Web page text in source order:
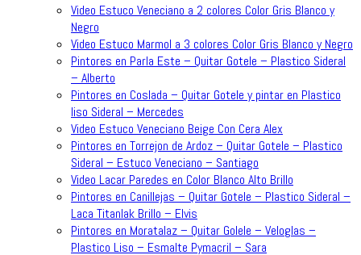
Video Estuco Veneciano a 2 colores Color Gris Blanco y
Negro
Video Estuco Marmol a 3 colores Color Gris Blanco y Negro
Pintores en Parla Este – Quitar Gotele – Plastico Sideral
– Alberto
Pintores en Coslada – Quitar Gotele y pintar en Plastico
liso Sideral – Mercedes
Video Estuco Veneciano Beige Con Cera Alex
Pintores en Torrejon de Ardoz – Quitar Gotele – Plastico
Sideral – Estuco Veneciano – Santiago
Video Lacar Paredes en Color Blanco Alto Brillo
Pintores en Canillejas – Quitar Gotele – Plastico Sideral –
Laca Titanlak Brillo – Elvis
Pintores en Moratalaz – Quitar Golele – Veloglas –
Plastico Liso – Esmalte Pymacril – Sara